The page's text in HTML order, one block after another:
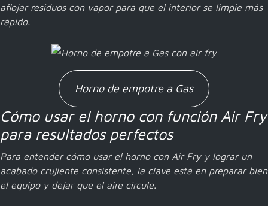
aflojar residuos con vapor para que el interior se limpie más
rápido.
Horno de empotre a Gas
Cómo usar el horno con función Air Fry
para resultados perfectos
Para entender cómo usar el horno con Air Fry y lograr un
acabado crujiente consistente, la clave está en preparar bien
el equipo y dejar que el aire circule.